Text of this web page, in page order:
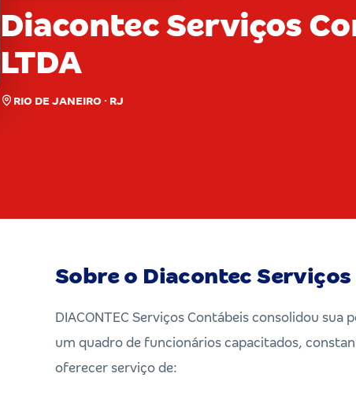
Diacontec Serviços
LTDA
RIO DE JANEIRO · RJ
Sobre o Diacontec Serviços
DIACONTEC Serviços Contábeis consolidou
um quadro de funcionários capacitados,
oferecer serviço de: